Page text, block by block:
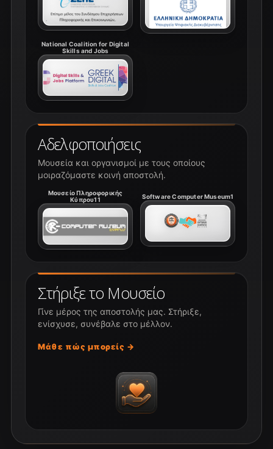
Αδελφοποιήσεις
Μουσεία και οργανισμοί με τους οποίους
μοιραζόμαστε κοινή αποστολή.
Μουσείο Πληροφορικής
Κύπρου11
Software Computer Museum1
National Coalition for Digital
Skills and Jobs
Στήριξε το Μουσείο
Γίνε μέρος της αποστολής μας. Στήριξε,
ενίσχυσε, συνέβαλε στο μέλλον.
Μάθε πώς μπορείς →